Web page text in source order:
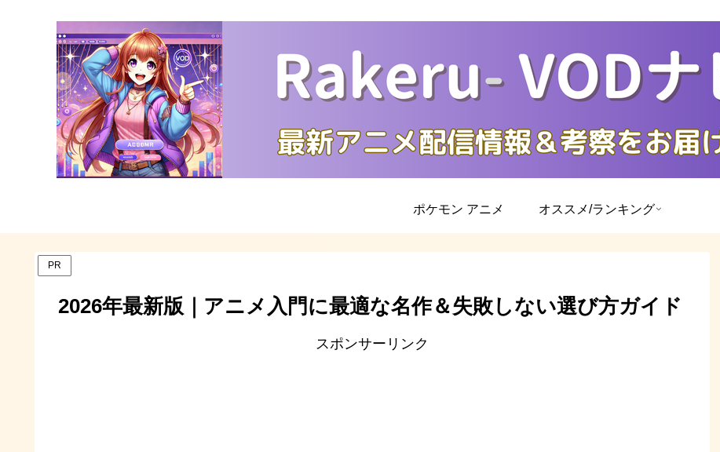
ポケモン アニメ オススメ/ランキング
PR
2026年最新版｜アニメ入門に最適な名作＆失敗しない選び方ガイド
スポンサーリンク